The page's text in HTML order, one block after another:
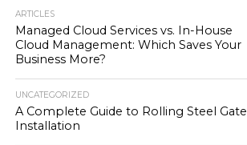
ARTICLES
Managed Cloud Services vs. In-House
Cloud Management: Which Saves Your
Business More?
UNCATEGORIZED
A Complete Guide to Rolling Steel Gate
Installation